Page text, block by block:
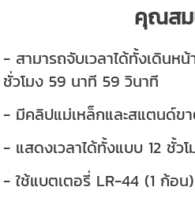
คุณส
- สามารถจับเวลาได้ทั้งเดินห
ชั่วโมง 59 นาที 59 วินาที
- มีคลิปแม่เหล็กและสแตนด์ข
- แสดงเวลาได้ทั้งแบบ 12 ชั้ว
- ใช้แบตเตอรี่ LR-44 (1 ก้อน)